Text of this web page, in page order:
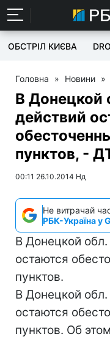
ОБСТРІЛ КИЄВА
Головна » Новини »
В Донецкой
действий
пунктов, -
00:11 26.10.2014 Нд
Не витрачай
РБК-Україна у
В Донецкой
остаются
пунктов.
В Донецкой
остаются
пунктов. Об